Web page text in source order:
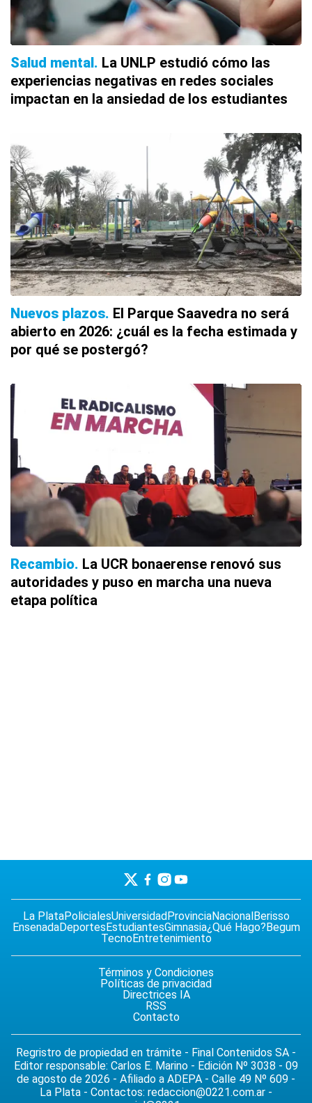
Salud mental La UNLP estudió cómo las
experiencias negativas en redes sociales
impactan en la ansiedad de los estudiantes
Nuevos plazos El Parque Saavedra no será
abierto en 2026: ¿cuál es la fecha estimada y
por qué se postergó?
Recambio La UCR bonaerense renovó sus
autoridades y puso en marcha una nueva
etapa política
La PlataPolicialesUniversidadProvinciaNacionalBerisso
EnsenadaDeportesEstudiantesGimnasia¿Qué Hago?Begum
TecnoEntretenimiento
Términos y Condiciones
Políticas de privacidad
Directrices IA
RSS
Contacto
Regristro de propiedad en trámite - Final Contenidos SA -
Editor responsable: Carlos E. Marino - Edición Nº 3038 - 09
de agosto de 2026 - Afiliado a ADEPA - Calle 49 Nº 609 -
La Plata - Contactos: redaccion@0221.com.ar -